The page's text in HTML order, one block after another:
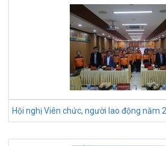
Hội nghị Viên chức, người lao động năm